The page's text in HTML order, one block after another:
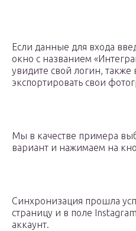
Если данные для входа
окно с названием
увидите свой логин,
экспортировать свои
Мы в качестве примера
вариант и нажимаем на
Синхронизация прошла
страницу и в поле
аккаунт.